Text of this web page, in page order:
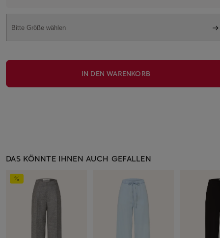
Bitte Größe wählen
IN DEN WARENKORB
DAS KÖNNTE IHNEN AUCH GEFALLEN